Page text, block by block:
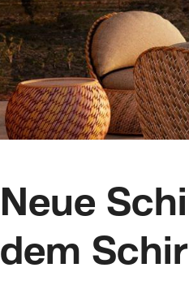
Neue
dem